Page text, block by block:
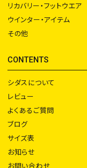
リカバリー・フットウエア
ウインター・アイテム
その他
CONTENTS
シダスについて
レビュー
よくあるご質問
ブログ
サイズ表
お知らせ
お問い合わせ